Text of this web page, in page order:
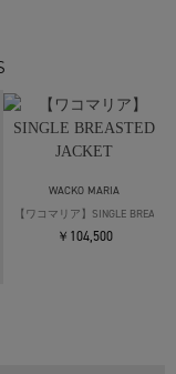
2)
WACKO MARIA
【ワコマリア】SINGLE
￥104,500